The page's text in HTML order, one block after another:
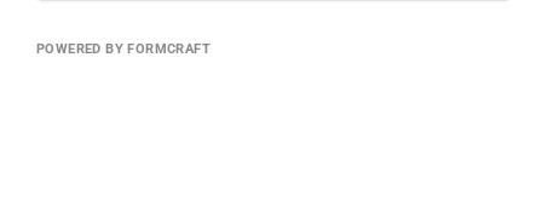
POWERED BY FORMCRAFT